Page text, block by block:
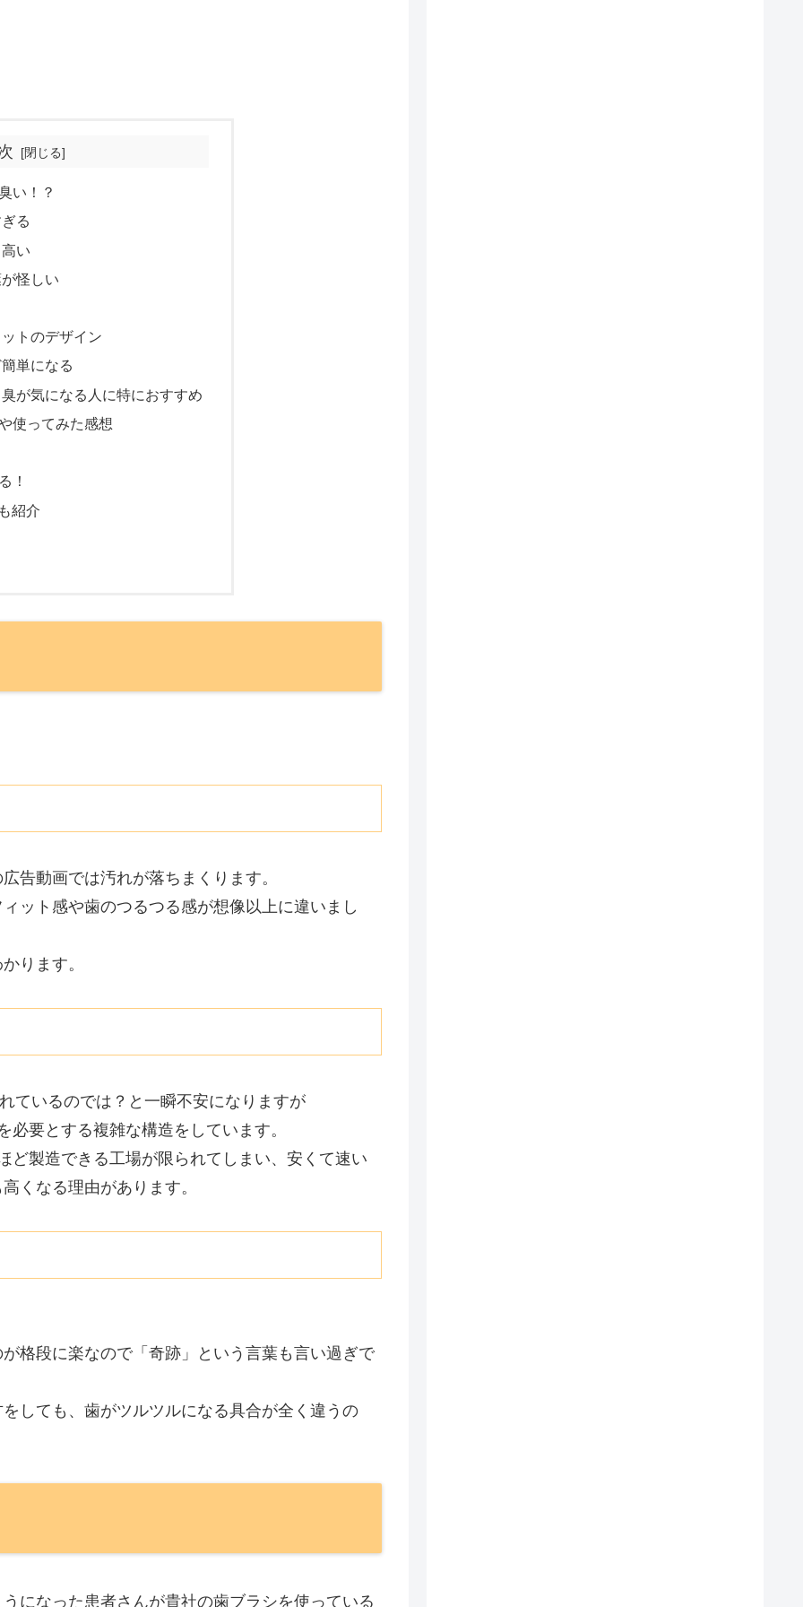
い！？
る
い
怪しい
トのデザイン
単になる
が気になる人に特におすすめ
使ってみた感想
！
紹介
告動画では汚れが落ちまくります。
ット感や歯のつるつる感が想像以上に違いまし
ります。
ているのでは？と一瞬不安になりますが
要とする複雑な構造をしています。
ど製造できる工場が限られてしまい、安くて速い
くなる理由があります。
格段に楽なので「奇跡」という言葉も言い過ぎで
しても、歯がツルツルになる具合が全く違うの
になった患者さんが貴社の歯ブラシを使っている